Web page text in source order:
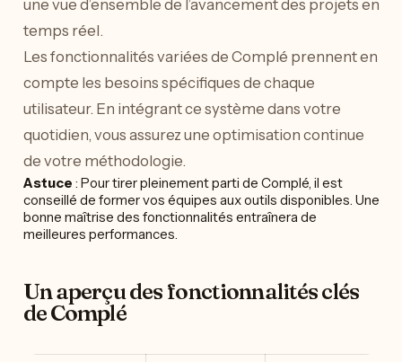
une vue d’ensemble de l’avancement des projets en
temps réel.
Les fonctionnalités variées de Complé prennent en
compte les besoins spécifiques de chaque
utilisateur. En intégrant ce système dans votre
quotidien, vous assurez une optimisation continue
de votre méthodologie.
Astuce : Pour tirer pleinement parti de Complé, il est
conseillé de former vos équipes aux outils disponibles. Une
bonne maîtrise des fonctionnalités entraînera de
meilleures performances.
Un aperçu des fonctionnalités clés
de Complé